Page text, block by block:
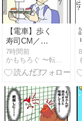
【電車】歩く
寿司CM／翌
日食べに行っ
た
7時間前
かもちろぐ 〜転勤族 夫婦二人暮らし〜